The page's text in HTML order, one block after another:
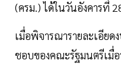
(ครม.) ได้ในวันอังคารที่
เมื่อพิจารณารายละเอีย
ชอบของคณะรัฐมนตรีเมื่